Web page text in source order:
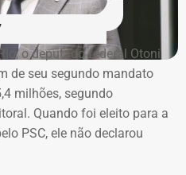
do Rio, Ricardo Couto,
e amigos do
nomes da economia e da
voltadas ao
deixa um legado construído
o deputado federal Otoni
de seu segundo mandato
milhões, segundo
Quando foi eleito para a
PSC, ele não declarou